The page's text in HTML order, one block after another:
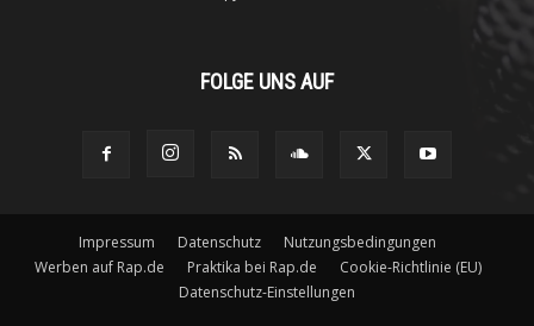
FOLGE UNS AUF
Impressum Datenschutz
Nutzungsbedingungen
Werben auf Rap.de
Praktika bei Rap.de
Cookie-Richtlinie (EU)
Datenschutz-Einstellungen